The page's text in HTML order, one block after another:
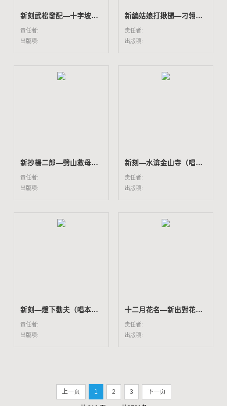
新刻武松發配―十字坡（唱本一百九十冊所收）
责任者:
出版项:
新編姑娘打揪櫏―刁翎配（唱本一百九十冊所收）
责任者:
出版项:
新抄楊二郎―劈山救母（唱本一百九十冊所收）
责任者:
出版项:
新刻―水渰金山寺（唱本一百九十冊所收）
责任者:
出版项:
新刻―燈下勸夫（唱本一百九十冊所收）
责任者:
出版项:
十二月花名―新出對花（唱本一百九十冊所收）
责任者:
出版项:
上一页 1 2 3 下一页